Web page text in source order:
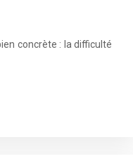
concrète : la difficulté